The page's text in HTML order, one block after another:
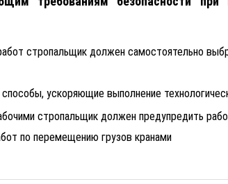
стропальщик должен самостоятельно
ускоряющие выполнение
стропальщик должен предупредить
по перемещению грузов кранами